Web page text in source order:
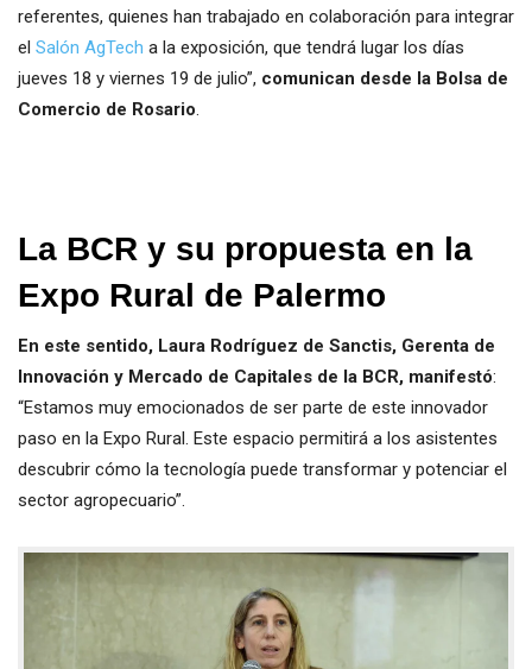
referentes, quienes han trabajado en colaboración para integrar
el Salón AgTech a la exposición, que tendrá lugar los días
jueves 18 y viernes 19 de julio”, comunican desde la Bolsa de
Comercio de Rosario
La BCR y su propuesta en la
Expo Rural de Palermo
En este sentido, Laura Rodríguez de Sanctis, Gerenta de
Innovación y Mercado de Capitales de la BCR, manifestó:
“Estamos muy emocionados de ser parte de este innovador
paso en la Expo Rural. Este espacio permitirá a los asistentes
descubrir cómo la tecnología puede transformar y potenciar el
sector agropecuario”.